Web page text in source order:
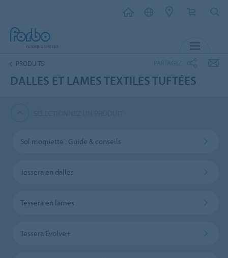
PRODUITS
DALLES ET LAMES TEXTILES TUFTÉES
Sol moquette : Guide & conseils
Tessera en dalles
Tessera en lames
Tessera Evolve+